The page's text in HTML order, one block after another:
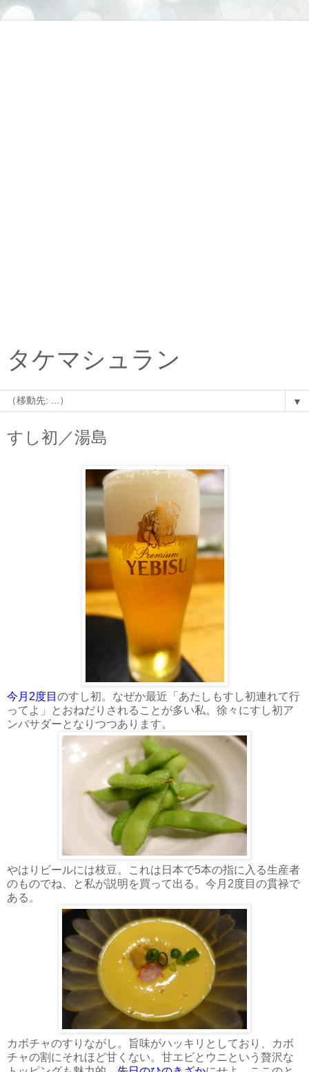
タケマシュラン
▼
すし初／湯島
今月2度目 のすし初。なぜか最近「あたしもすし初連れて行
ってよ」とおねだりされることが多い私。徐々にすし初ア
ンバサダーとなりつつあります。
やはりビールには枝豆。これは日本で5本の指に入る生産者
のものでね、と私が説明を買って出る。今月2度目の貫禄で
ある。
カボチャのすりながし。旨味がハッキリとしており、カボ
チャの割にそれほど甘くない。甘エビとウニという贅沢な